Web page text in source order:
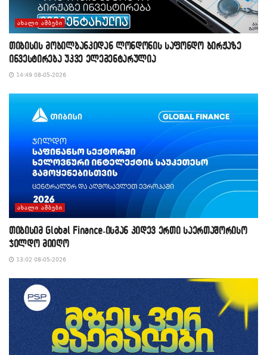
ᲐᲮᲐᲚᲘ ᲐᲛᲑᲔᲑᲘ
თიბისის მობილბანკიდან ლონდონის საფონდო ბირჟაზე
ინვესტირება უკვე ელემენტარულია
14:49 08-05-2026
ᲐᲮᲐᲚᲘ ᲐᲛᲑᲔᲑᲘ
თიბისიმ Global Finance-ისგან კიდევ ერთი საერთაშორისო
ჯილდო მიიღო
13:02 08-05-2026